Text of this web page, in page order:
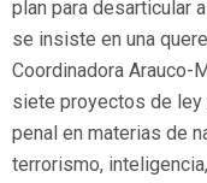
plan para desarticular
se insiste en una
Coordinadora Arauco-
siete proyectos de ley
penal en materias de
terrorismo,